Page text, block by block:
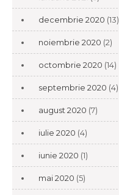
decembrie 2020 (13)
noiembrie 2020 (2)
octombrie 2020 (14)
septembrie 2020 (4)
august 2020 (7)
iulie 2020 (4)
iunie 2020 (1)
mai 2020 (5)